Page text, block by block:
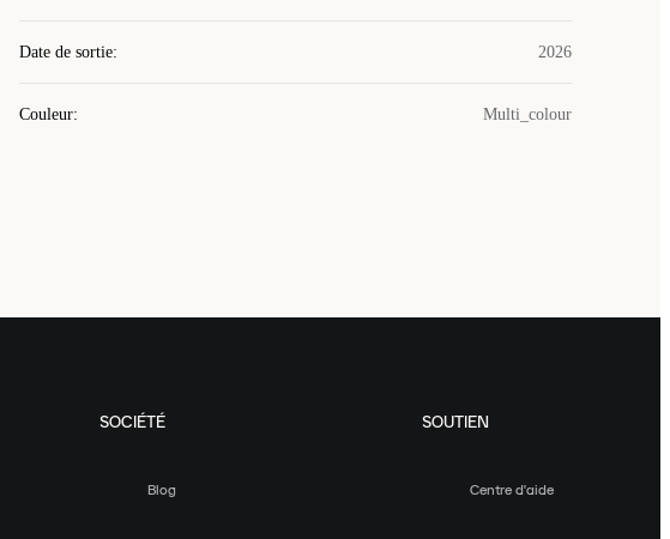
Date de sortie: 2026
Couleur: Multi_colour
SOCIÉTÉ
Blog
SOUTIEN
Centre d'aide